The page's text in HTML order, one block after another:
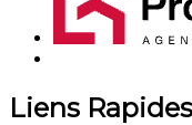
Liens Rapides